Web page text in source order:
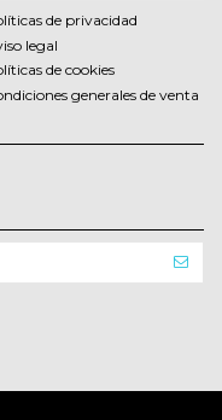
de privacidad
legal
de cookies
generales de venta